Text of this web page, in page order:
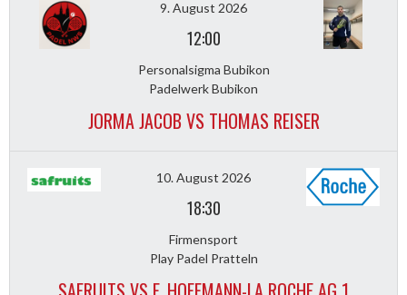
9. August 2026
12:00
Personalsigma Bubikon
Padelwerk Bubikon
JORMA JACOB VS THOMAS REISER
10. August 2026
18:30
Firmensport
Play Padel Pratteln